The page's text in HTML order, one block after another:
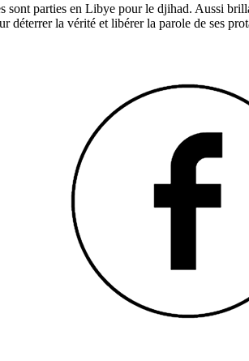
sont parties en Libye pour le djihad. Aussi
déterrer la vérité et libérer la parole de ses